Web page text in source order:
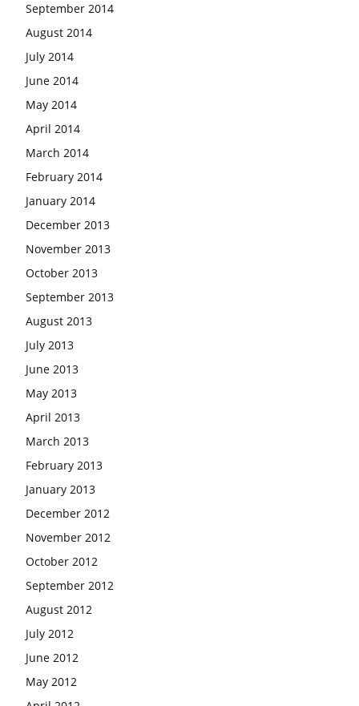
September 2014
August 2014
July 2014
June 2014
May 2014
April 2014
March 2014
February 2014
January 2014
December 2013
November 2013
October 2013
September 2013
August 2013
July 2013
June 2013
May 2013
April 2013
March 2013
February 2013
January 2013
December 2012
November 2012
October 2012
September 2012
August 2012
July 2012
June 2012
May 2012